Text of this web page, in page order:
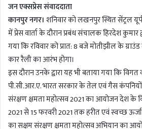
a
n
e
m
a
i
l
जन एक्सप्रेस संवाददाता
कानपुर नगर। शनिवार को लखनपुर स्थित सेंट्रल
में प्रेस वार्ता के दौरान प्रबंध संचालक हिरदेश कुमार
गया कि रविवार को प्रात: 8 बजे मोतीझील के
कार रैली का आरंभ होगा।
इस दौरान उनके द्वारा यह भी बताया गया कि विगत
पी.सी.आर.ए. भारत सरकार के तेल एवं गैस
संरक्षण क्षमता महोत्सव 2021 का आयोजन देश के
2021 से 15 फरवरी 2021 तक हरीत एवं स्वच्छ
का सक्षम संरक्षण क्षमता महोत्सव अभियान का